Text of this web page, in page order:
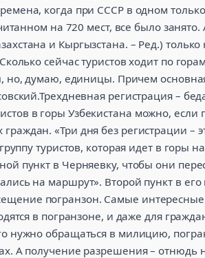
когда при СССР в одном
на 720 мест, все было
и Кыргызстана. – Ред.)
сейчас туристов ходит по
но, думаю, единицы. Причем
регистрация –
в горы Узбекистана можно,
«Три дня без регистрации –
туристов, которая идет в горы
пункт в Черняевку, чтобы они
на маршрут». Второй пункт в его
погранзон. Самые интересные
в погранзоне, и даже для
нужно обращаться в милицию,
А получение разрешения – отнюдь